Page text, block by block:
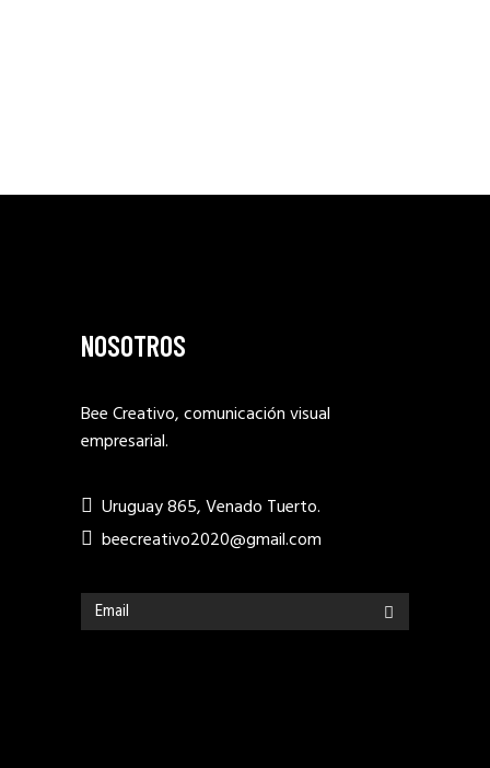
NOSOTROS
Bee Creativo, comunicación visual
empresarial.
Uruguay 865, Venado Tuerto.
beecreativo2020@gmail.com